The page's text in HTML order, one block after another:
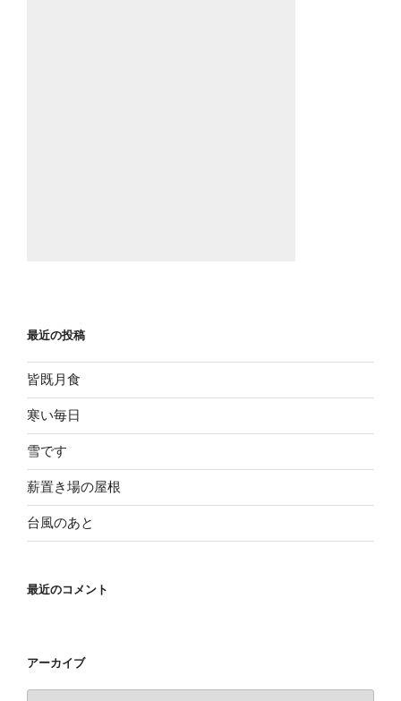
最近の投稿
皆既月食
寒い毎日
雪です
薪置き場の屋根
台風のあと
最近のコメント
アーカイブ